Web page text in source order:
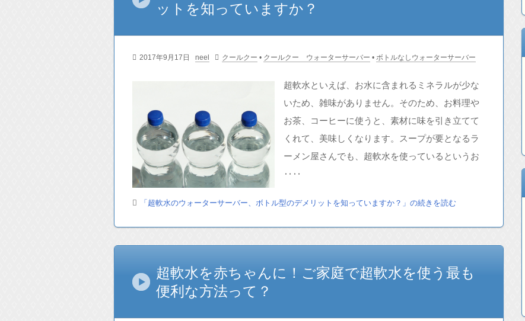
ットを知っていますか？
2017年9月17日 neel クールクー • クールクー ウォーターサーバー • ボトルなしウォーターサーバー
超軟水といえば、お水に含まれるミネラルが少な
いため、雑味がありません。そのため、お料理や
お茶、コーヒーに使うと、素材に味を引き立てて
くれて、美味しくなります。スープが要となるラ
ーメン屋さんでも、超軟水を使っているというお
‥‥
「超軟水のウォーターサーバー、ボトル型のデメリットを知っていますか？」の続きを読む
超軟水を赤ちゃんに！ご家庭で超軟水を使う最も
便利な方法って？